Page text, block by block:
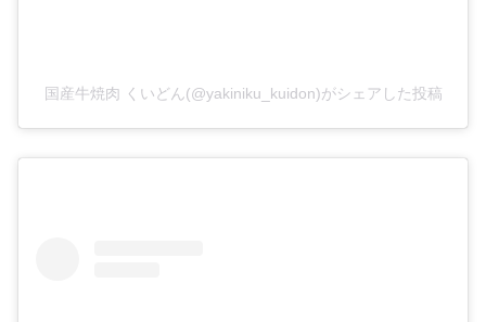
国産牛焼肉 くいどん(@yakiniku_kuidon)がシェアした投稿